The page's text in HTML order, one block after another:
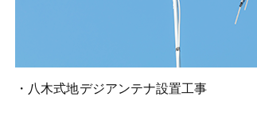
・八木式地デジアンテナ設置工事